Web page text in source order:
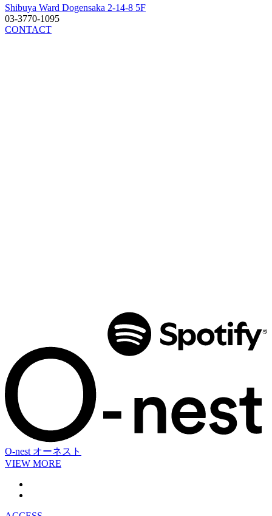
Shibuya Ward Dogensaka 2-14-8 5F
03-3770-1095
CONTACT
O-nest オーネスト
VIEW MORE